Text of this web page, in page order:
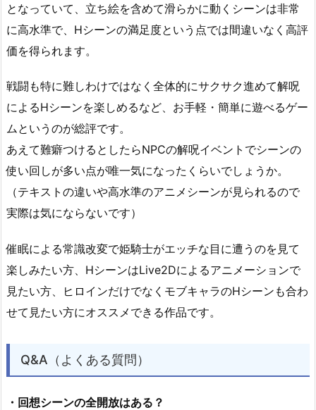
となっていて、立ち絵を含めて滑らかに動くシーンは非常
に高水準で、Hシーンの満足度という点では間違いなく高評
価を得られます。
戦闘も特に難しわけではなく全体的にサクサク進めて解呪
によるHシーンを楽しめるなど、お手軽・簡単に遊べるゲー
ムというのが総評です。
あえて難癖つけるとしたらNPCの解呪イベントでシーンの
使い回しが多い点が唯一気になったくらいでしょうか。
（テキストの違いや高水準のアニメシーンが見られるので
実際は気にならないです）
催眠による常識改変で姫騎士がエッチな目に遭うのを見て
楽しみたい方、HシーンはLive2Dによるアニメーションで
見たい方、ヒロインだけでなくモブキャラのHシーンも合わ
せて見たい方にオススメできる作品です。
Q&A（よくある質問）
・回想シーンの全開放はある？